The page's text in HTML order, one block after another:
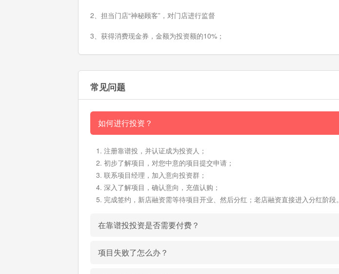
2、担当门店“神秘顾客”，对门店进行监督
3、获得消费现金券，金额为投资额的10%；
常见问题
如何进行投资？
注册靠谱投，并认证成为投资人；
初步了解项目，对您中意的项目提交申请；
联系项目经理，加入意向投资群；
深入了解项目，确认意向，充值认购；
完成签约，新店融资需等待项目开业、然后分红；老店融资直接进入分红阶段。
在靠谱投投资是否需要付费？
项目失败了怎么办？